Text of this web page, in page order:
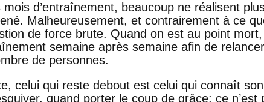
d’entraînement, beaucoup ne réalisent
Malheureusement, et contrairement à ce
de force brute. Quand on est au point mort,
semaine après semaine afin de
de personnes.
celui qui reste debout est celui qui connaît
quand porter le coup de grâce; ce